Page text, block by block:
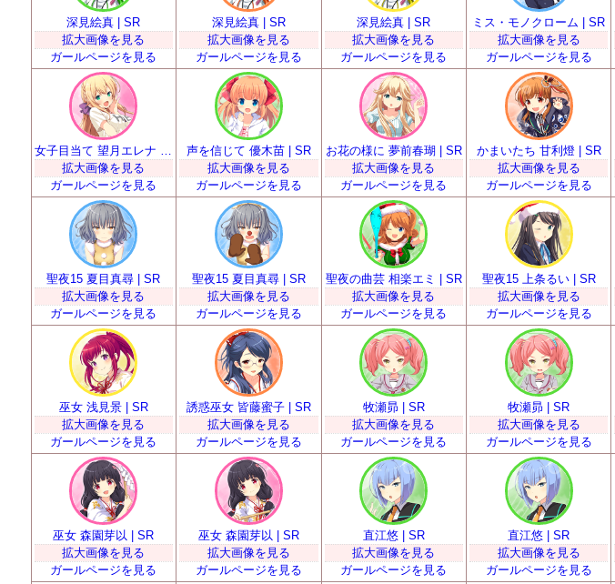
深見絵真 | SR
拡大画像を見る
ガールページを見る
深見絵真 | SR
拡大画像を見る
ガールページを見る
深見絵真 | SR
拡大画像を見る
ガールページを見る
ミス・モノクローム | SR
拡大画像を見る
ガールページを見る
女子目当て 望月エレナ | SR
拡大画像を見る
ガールページを見る
声を信じて 優木苗 | SR
拡大画像を見る
ガールページを見る
お花の様に 夢前春瑚 | SR
拡大画像を見る
ガールページを見る
かまいたち 甘利燈 | SR
拡大画像を見る
ガールページを見る
聖夜15 夏目真尋 | SR
拡大画像を見る
ガールページを見る
聖夜15 夏目真尋 | SR
拡大画像を見る
ガールページを見る
聖夜の曲芸 相楽エミ | SR
拡大画像を見る
ガールページを見る
聖夜15 上条るい | SR
拡大画像を見る
ガールページを見る
巫女 浅見景 | SR
拡大画像を見る
ガールページを見る
誘惑巫女 皆藤蜜子 | SR
拡大画像を見る
ガールページを見る
牧瀬昴 | SR
拡大画像を見る
ガールページを見る
牧瀬昴 | SR
拡大画像を見る
ガールページを見る
巫女 森園芽以 | SR
拡大画像を見る
ガールページを見る
巫女 森園芽以 | SR
拡大画像を見る
ガールページを見る
直江悠 | SR
拡大画像を見る
ガールページを見る
直江悠 | SR
拡大画像を見る
ガールページを見る